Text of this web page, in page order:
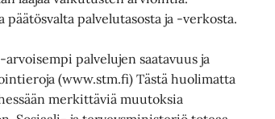
palvelutasosta ja -verkosta.
palvelujen saatavuus ja
(www.stm.fi) Tästä huolimatta
merkittäviä muutoksia